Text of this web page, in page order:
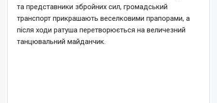
та представники збройних сил, громадський
транспорт прикрашають веселковими прапорами, а
після ходи ратуша перетворюється на величезний
танцювальний майданчик.